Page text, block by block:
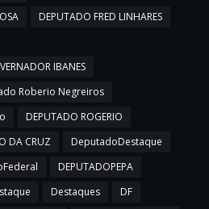
DEPUTADO FRED LINHARES
IBANES
Roberio Negreiros
DEPUTADO ROGERIO
DA CRUZ
DeputadoDestaque
DEPUTADOPEPA
Destaques
DF